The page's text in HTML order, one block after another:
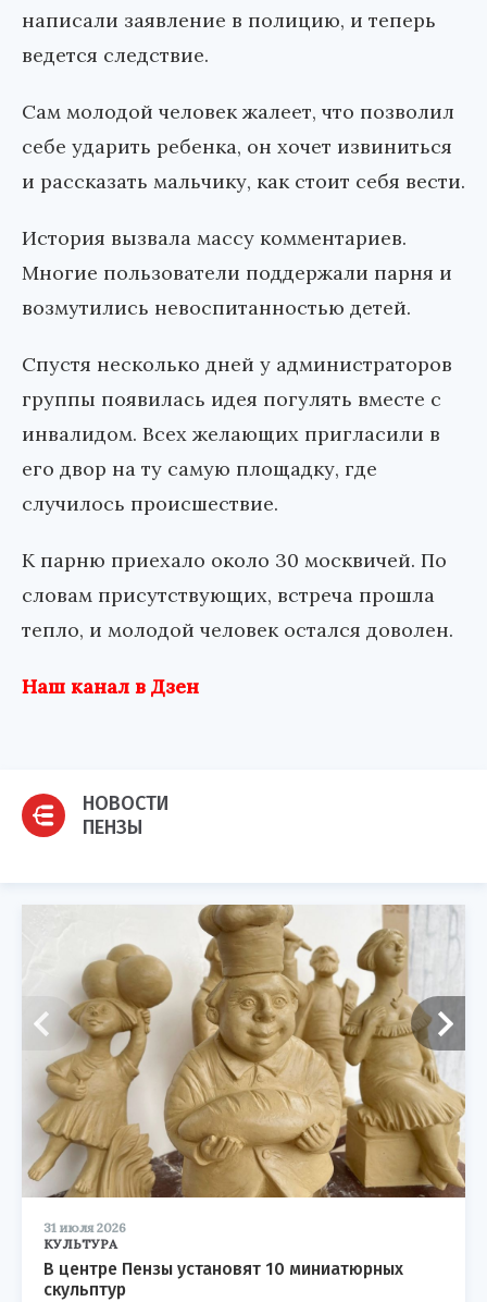
написали заявление в полицию, и теперь
ведется следствие.
Сам молодой человек жалеет, что позволил
себе ударить ребенка, он хочет извиниться
и рассказать мальчику, как стоит себя вести.
История вызвала массу комментариев.
Многие пользователи поддержали парня и
возмутились невоспитанностью детей.
Спустя несколько дней у администраторов
группы появилась идея погулять вместе с
инвалидом. Всех желающих пригласили в
его двор на ту самую площадку, где
случилось происшествие.
К парню приехало около 30 москвичей. По
словам присутствующих, встреча прошла
тепло, и молодой человек остался доволен.
Наш канал в Дзен
НОВОСТИ
ПЕНЗЫ
31 июля 2026
КУЛЬТУРА
В центре Пензы установят 10 миниатюрных
скульптур